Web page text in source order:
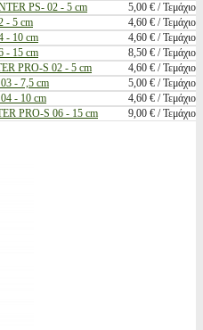
PS- 02 - 5 cm
5,00 € / Τεμάχιο
- 5 cm
4,60 € / Τεμάχιο
- 10 cm
4,60 € / Τεμάχιο
- 15 cm
8,50 € / Τεμάχιο
PRO-S 02 - 5 cm
4,60 € / Τεμάχιο
- 7,5 cm
5,00 € / Τεμάχιο
- 10 cm
4,60 € / Τεμάχιο
PRO-S 06 - 15 cm 9,00 € / Τεμάχιο